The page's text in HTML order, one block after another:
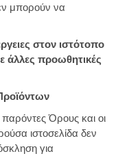
μπορούν να
στον ιστότοπο
άλλες προωθητικές
Όρους και οι
ιστοσελίδα δεν
για